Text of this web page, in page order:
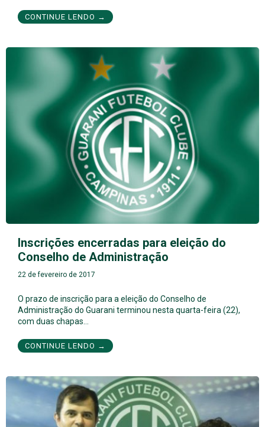
CONTINUE LENDO →
Inscrições encerradas para eleição do
Conselho de Administração
22 de fevereiro de 2017
O prazo de inscrição para a eleição do Conselho de
Administração do Guarani terminou nesta quarta-feira (22),
com duas chapas…
CONTINUE LENDO →